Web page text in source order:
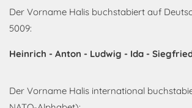
Der Vorname Halis buchstabiert auf
5009:
Heinrich - Anton - Ludwig - Ida -
Der Vorname Halis international